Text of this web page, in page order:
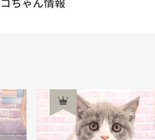
ちゃん情報